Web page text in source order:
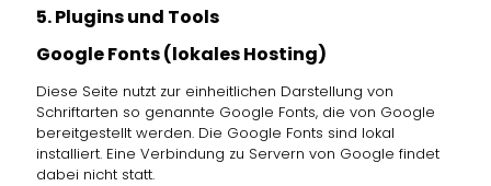
5. Plugins und Tools
Google Fonts (lokales Hosting)
Diese Seite nutzt zur einheitlichen Darstellung von
Schriftarten so genannte Google Fonts, die von Google
bereitgestellt werden. Die Google Fonts sind lokal
installiert. Eine Verbindung zu Servern von Google findet
dabei nicht statt.